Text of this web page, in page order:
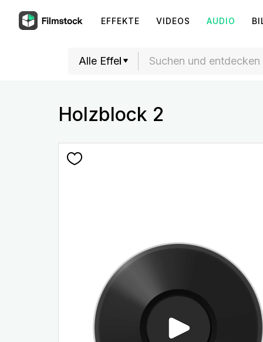
EFFEKTE VIDEOS AUDIO
Holzblock 2